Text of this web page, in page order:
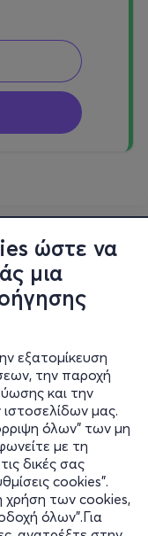
ώστε να
μια
εξατομίκευση
την παροχή
και την
μας.
όλων" των μη
με τη
δικές σας
cookies".
χρήση των cookies,
όλων".Για